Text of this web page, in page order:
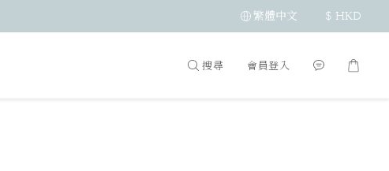
繁體中文 $ HKD
搜尋 會員登入